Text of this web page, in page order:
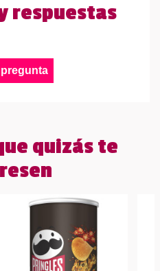
respuestas
pregunta
quizás te